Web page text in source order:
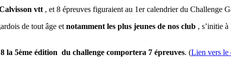
vtt , et 8 épreuves figuraient au 1er calendrier du Challenge
de tout âge et notamment les plus jeunes de nos club , s’initie
la 5ème édition du challenge comportera 7 épreuves. (Lien vers le